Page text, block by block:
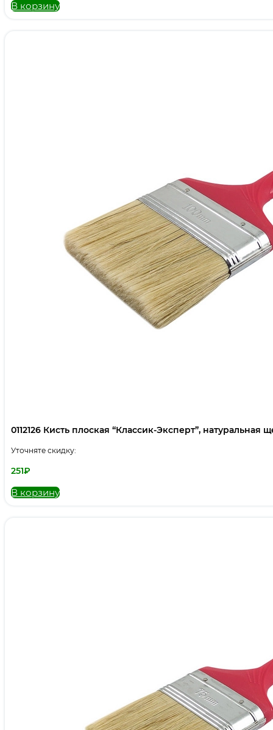
В корзину
0112126 Кисть плоская “Классик-Эксперт”, натуральная
Уточняте скидку:
251₽
В корзину